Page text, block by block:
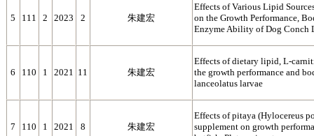
5 111 2 2023 2 朱建宏
Effects of Various Lipid
on the Growth Performance,
Enzyme Ability of Dog Conch
6 110 1 2021 11 朱建宏
Effects of dietary lipid, L-
the growth performance and
lanceolatus larvae
7 110 1 2021 8 朱建宏
Effects of pitaya (Hylocereus
supplement on growth